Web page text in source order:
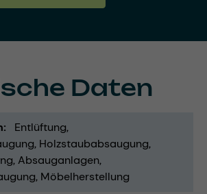
Daten
Entlüftung
Holzstaubabsaugung
Absauganlagen
Möbelherstellung